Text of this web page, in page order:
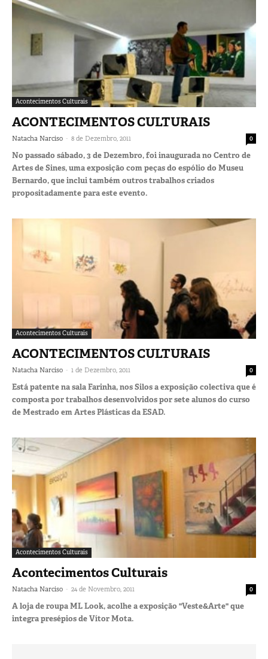
Acontecimentos Culturais
ACONTECIMENTOS CULTURAIS
Natacha Narciso - 8 de Dezembro, 2011 0
No passado sábado, 3 de Dezembro, foi inaugurada no Centro de
Artes de Sines, uma exposição com peças do espólio do Museu
Bernardo, que inclui também outros trabalhos criados
propositadamente para este evento.
Acontecimentos Culturais
ACONTECIMENTOS CULTURAIS
Natacha Narciso - 1 de Dezembro, 2011 0
Está patente na sala Farinha, nos Silos a exposição colectiva que é
composta por trabalhos desenvolvidos por sete alunos do curso
de Mestrado em Artes Plásticas da ESAD.
Acontecimentos Culturais
Acontecimentos Culturais
Natacha Narciso - 24 de Novembro, 2011 0
A loja de roupa ML Look, acolhe a exposição "Veste&Arte" que
integra presépios de Vítor Mota.